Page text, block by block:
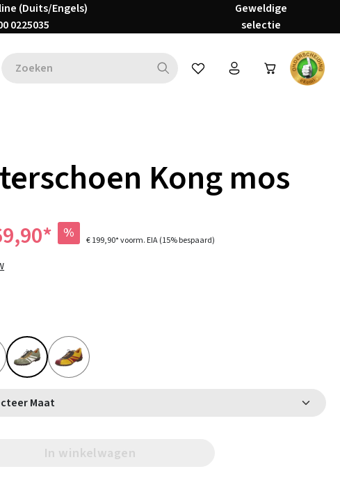
(Duits/Engels)
0225035
Geweldige
selectie
Je hebt 0 items op je
Kong mos
% € 199,90*voorm. EIA(15% bespaard)
Selecteer Maat
In winkelwagen